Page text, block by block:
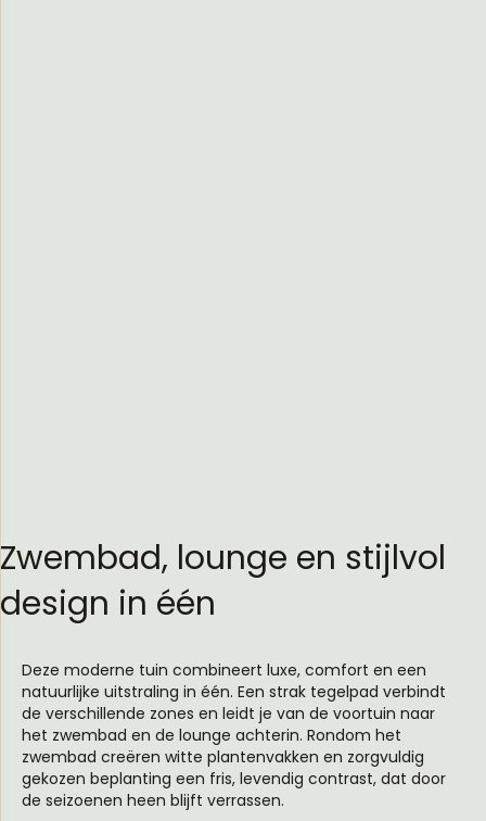
Zwembad, lounge en stijlvol
design in één
Deze moderne tuin combineert luxe, comfort en een
natuurlijke uitstraling in één. Een strak tegelpad verbindt
de verschillende zones en leidt je van de voortuin naar
het zwembad en de lounge achterin. Rondom het
zwembad creëren witte plantenvakken en zorgvuldig
gekozen beplanting een fris, levendig contrast, dat door
de seizoenen heen blijft verrassen.